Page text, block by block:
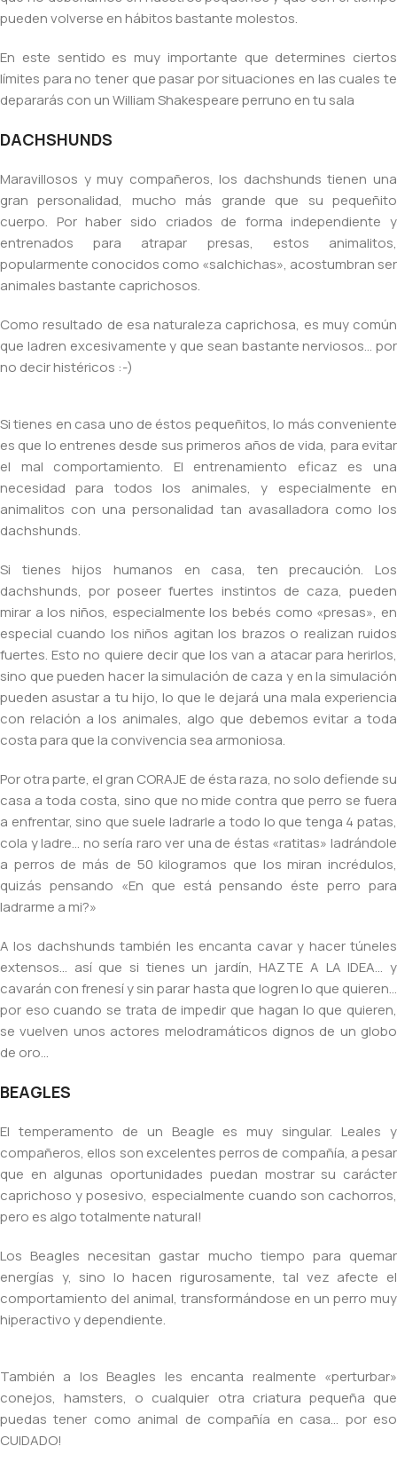
pueden volverse en hábitos bastante molestos.
En este sentido es muy importante que determines ciertos
límites para no tener que pasar por situaciones en las cuales te
depararás con un William Shakespeare perruno en tu sala
DACHSHUNDS
Maravillosos y muy compañeros, los dachshunds tienen una
gran personalidad, mucho más grande que su pequeñito
cuerpo. Por haber sido criados de forma independiente y
entrenados para atrapar presas, estos animalitos,
popularmente conocidos como «salchichas», acostumbran ser
animales bastante caprichosos.
Como resultado de esa naturaleza caprichosa, es muy común
que ladren excesivamente y que sean bastante nerviosos… por
no decir histéricos :-)
Si tienes en casa uno de éstos pequeñitos, lo más conveniente
es que lo entrenes desde sus primeros años de vida, para evitar
el mal comportamiento. El entrenamiento eficaz es una
necesidad para todos los animales, y especialmente en
animalitos con una personalidad tan avasalladora como los
dachshunds.
Si tienes hijos humanos en casa, ten precaución. Los
dachshunds, por poseer fuertes instintos de caza, pueden
mirar a los niños, especialmente los bebés como «presas», en
especial cuando los niños agitan los brazos o realizan ruidos
fuertes. Esto no quiere decir que los van a atacar para herirlos,
sino que pueden hacer la simulación de caza y en la simulación
pueden asustar a tu hijo, lo que le dejará una mala experiencia
con relación a los animales, algo que debemos evitar a toda
costa para que la convivencia sea armoniosa.
Por otra parte, el gran CORAJE de ésta raza, no solo defiende su
casa a toda costa, sino que no mide contra que perro se fuera
a enfrentar, sino que suele ladrarle a todo lo que tenga 4 patas,
cola y ladre… no sería raro ver una de éstas «ratitas» ladrándole
a perros de más de 50 kilogramos que los miran incrédulos,
quizás pensando «En que está pensando éste perro para
ladrarme a mi?»
A los dachshunds también les encanta cavar y hacer túneles
extensos… así que si tienes un jardín, HAZTE A LA IDEA… y
cavarán con frenesí y sin parar hasta que logren lo que quieren…
por eso cuando se trata de impedir que hagan lo que quieren,
se vuelven unos actores melodramáticos dignos de un globo
de oro…
BEAGLES
El temperamento de un Beagle es muy singular. Leales y
compañeros, ellos son excelentes perros de compañía, a pesar
que en algunas oportunidades puedan mostrar su carácter
caprichoso y posesivo, especialmente cuando son cachorros,
pero es algo totalmente natural!
Los Beagles necesitan gastar mucho tiempo para quemar
energías y, sino lo hacen rigurosamente, tal vez afecte el
comportamiento del animal, transformándose en un perro muy
hiperactivo y dependiente.
También a los Beagles les encanta realmente «perturbar»
conejos, hamsters, o cualquier otra criatura pequeña que
puedas tener como animal de compañía en casa… por eso
CUIDADO!